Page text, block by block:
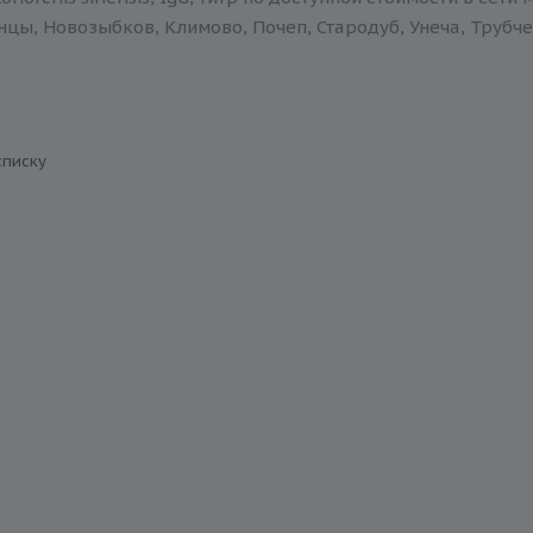
Новозыбков, Климово, Почеп, Стародуб, Унеча,